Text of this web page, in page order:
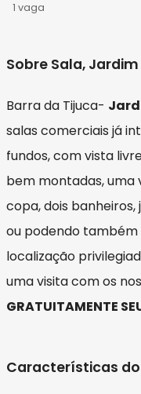
1 vaga
Sobre Sala,
Barra da Tijuca-
salas comerciais já
fundos, com vista
bem montadas, uma
copa, dois
ou podendo também
localização
uma visita com os
GRATUITAMENTE
Características